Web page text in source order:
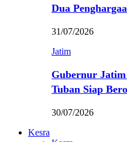
Dua
31/07/2026
Jatim
Gubernur
Tuban Siap
30/07/2026
Kesra